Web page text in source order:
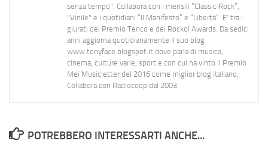
senza tempo". Collabora con i mensili “Classic Rock”,
"Vinile" e i quotidiani “Il Manifesto” e “Libertà”. E' tra i
giurati del Premio Tenco e del Rockol Awards. Da sedici
anni aggiorna quotidianamente il suo blog
www.tonyface.blogspot.it dove parla di musica,
cinema, culture varie, sport e con cui ha vinto il Premio
Mei Musicletter del 2016 come miglior blog italiano.
Collabora con Radiocoop dal 2003.
POTREBBERO INTERESSARTI ANCHE...